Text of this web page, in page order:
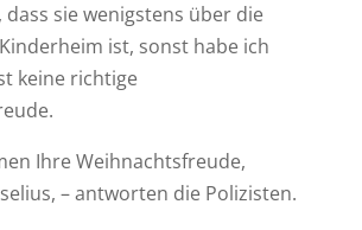
dass sie wenigstens über die
ist, sonst habe ich
keine richtige
Ihre Weihnachtsfreude,
– antworten die Polizisten.